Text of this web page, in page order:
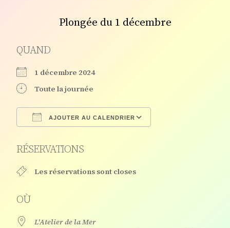
Plongée du 1 décembre
QUAND
1 décembre 2024
Toute la journée
AJOUTER AU CALENDRIER
RÉSERVATIONS
Les réservations sont closes
OÙ
L'Atelier de la Mer